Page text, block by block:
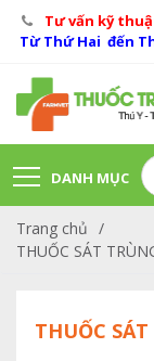
Tư vấn kỹ
Từ Thứ Hai đến
DANH MỤC
SẢN PHẨM
Trang chủ /
THUỐC SÁT
THUỐC